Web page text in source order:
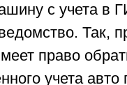
с учета в
Так,
право
учета